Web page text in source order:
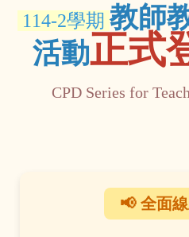
114-2學期教師
活動正式
CPD Series for
📢 全面